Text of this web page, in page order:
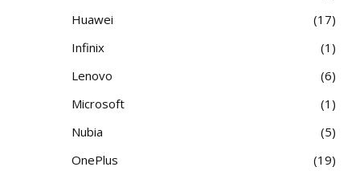
Huawei
17
Infinix
1
Lenovo
6
Microsoft
1
Nubia
5
OnePlus
19